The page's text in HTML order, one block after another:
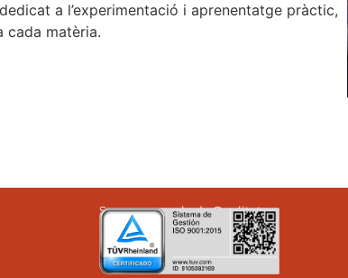
a l’experimentació i aprenentatge pràctic,
cada matèria.
Som una escola de Qualitat.